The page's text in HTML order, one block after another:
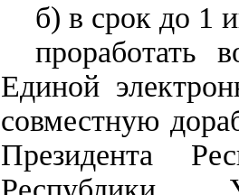
б) в срок до 1
проработать
Единой
совместную
Президента